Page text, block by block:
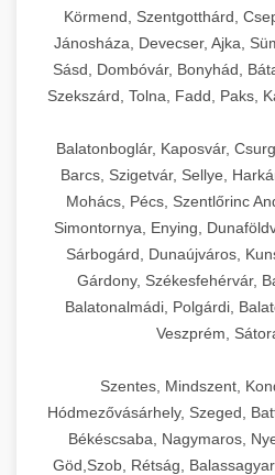
Körmend, Szentgotthárd,
Jánosháza, Devecser, Ajka,
Sásd, Dombóvár, Bonyhád,
Szekszárd, Tolna, Fadd, Paks,
Balatonboglár, Kaposvár,
Barcs, Szigetvár, Sellye,
Mohács, Pécs, Szentlőrinc
Simontornya, Enying,
Sárbogárd, Dunaújváros,
Gárdony, Székesfehérvár,
Balatonalmádi, Polgárdi,
Veszprém,
Szentes, Mindszent,
Hódmezővásárhely, Szeged,
Békéscsaba, Nagymaros,
Göd,Szob, Rétság,